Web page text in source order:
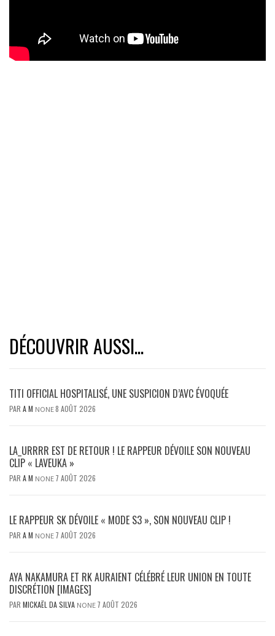
DÉCOUVRIR AUSSI...
TITI OFFICIAL HOSPITALISÉ, UNE SUSPICION D’AVC ÉVOQUÉE
PAR A M NONE8 AOÛT 2026
LA_URRRR EST DE RETOUR ! LE RAPPEUR DÉVOILE SON NOUVEAU
CLIP « LAVEUKA »
PAR A M NONE 7 AOÛT 2026
LE RAPPEUR SK DÉVOILE « MODE S3 », SON NOUVEAU CLIP !
PAR A M NONE 7 AOÛT 2026
AYA NAKAMURA ET RK AURAIENT CÉLÉBRÉ LEUR UNION EN TOUTE
DISCRÉTION [IMAGES]
PAR MICKAËL DA SILVA NONE 7 AOÛT 2026